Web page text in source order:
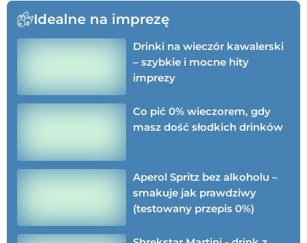
Idealne na imprezę
Drinki na wieczór kawalerski
– szybkie i mocne hity
imprezy
Co pić 0% wieczorem, gdy
masz dość słodkich drinków
Aperol Spritz bez alkoholu –
smakuje jak prawdziwy
(testowany przepis 0%)